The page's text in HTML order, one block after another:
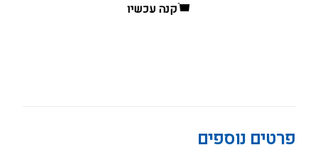
קנה עכשיו
פרטים נוספים